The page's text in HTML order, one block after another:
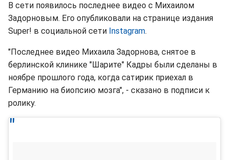
В сети появилось последнее видео с Михаилом
Задорновым. Его опубликовали на странице издания
Super! в социальной сети Instagram.
"Последнее видео Михаила Задорнова, снятое в
берлинской клинике "Шарите" Кадры были сделаны в
ноябре прошлого года, когда сатирик приехал в
Германию на биопсию мозга", - сказано в подписи к
ролику.